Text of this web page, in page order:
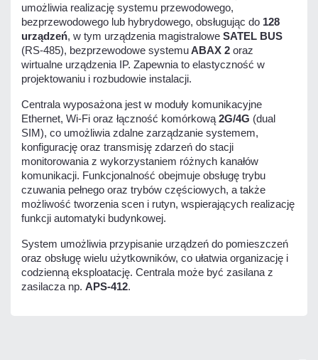
umożliwia realizację systemu przewodowego,
bezprzewodowego lub hybrydowego, obsługując do 128
urządzeń, w tym urządzenia magistralowe SATEL BUS
(RS-485), bezprzewodowe systemuABAX 2 oraz
wirtualne urządzenia IP. Zapewnia to elastyczność w
projektowaniu i rozbudowie instalacji.
Centrala wyposażona jest w moduły komunikacyjne
Ethernet, Wi-Fi oraz łączność komórkową 2G/4G (dual
SIM), co umożliwia zdalne zarządzanie systemem,
konfigurację oraz transmisję zdarzeń do stacji
monitorowania z wykorzystaniem różnych kanałów
komunikacji. Funkcjonalność obejmuje obsługę trybu
czuwania pełnego oraz trybów częściowych, a także
możliwość tworzenia scen i rutyn, wspierających realizację
funkcji automatyki budynkowej.
System umożliwia przypisanie urządzeń do pomieszczeń
oraz obsługę wielu użytkowników, co ułatwia organizację i
codzienną eksploatację. Centrala może być zasilana z
zasilacza np. APS-412.